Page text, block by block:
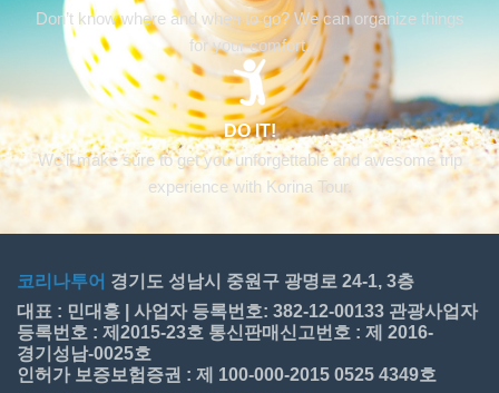
Don’t know where and when to go? We can organize things
for your comfort.
DO IT!
We’ll make sure to get you unforgettable and awesome trip
experience with Korina Tour.
코리나투어 경기도 성남시 중원구 광명로 24-1, 3층
대표 : 민대홍 | 사업자 등록번호: 382-12-00133 관광사업자
등록번호 : 제2015-23호 통신판매신고번호 : 제 2016-
경기성남-0025호
인허가 보증보험증권 : 제 100-000-2015 0525 4349호